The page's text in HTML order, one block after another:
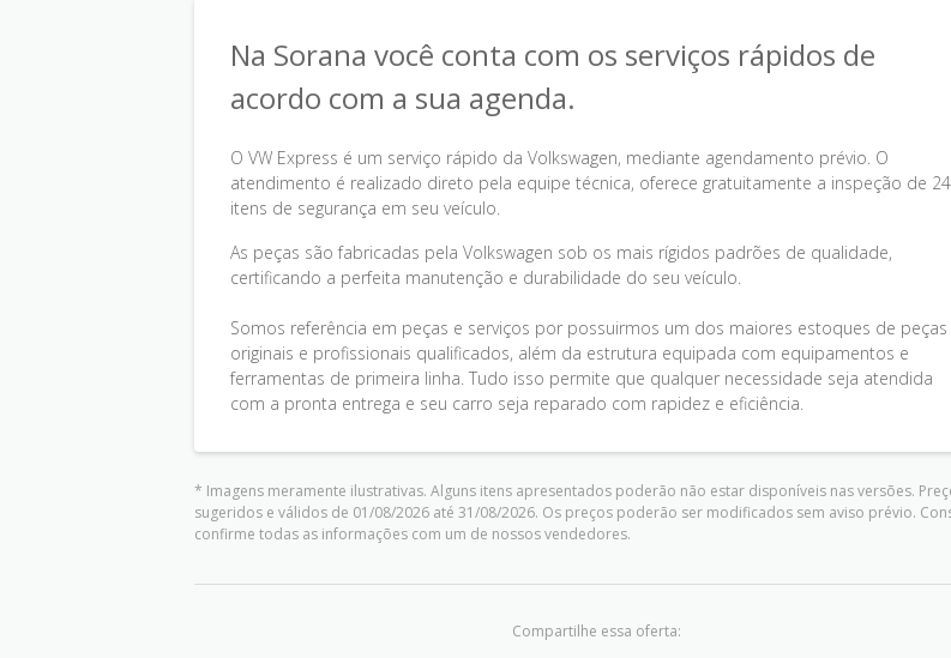
Na Sorana você conta com os serviços rápidos de
acordo com a sua agenda.
O VW Express é um serviço rápido da Volkswagen, mediante agendamento prévio. O
atendimento é realizado direto pela equipe técnica, oferece gratuitamente a inspeção de 24
itens de segurança em seu veículo.
As peças são fabricadas pela Volkswagen sob os mais rígidos padrões de qualidade,
certificando a perfeita manutenção e durabilidade do seu veículo.
Somos referência em peças e serviços por possuirmos um dos maiores estoques de peças
originais e profissionais qualificados, além da estrutura equipada com equipamentos e
ferramentas de primeira linha. Tudo isso permite que qualquer necessidade seja atendida
com a pronta entrega e seu carro seja reparado com rapidez e eficiência.
* Imagens meramente ilustrativas. Alguns itens apresentados poderão não estar disponíveis nas versões.
sugeridos e válidos de 01/08/2026 até 31/08/2026. Os preços poderão ser modificados sem aviso prévio.
confirme todas as informações com um de nossos vendedores.
Compartilhe essa oferta: